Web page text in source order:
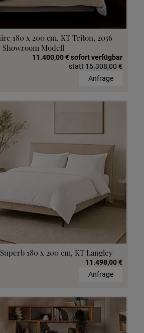
180 x 200 cm, KT Triton, 2056
Showroom Modell
11.400,00 € sofort verfügbar
statt 16.308,00 €
Anfrage
180 x 200 cm, KT Langley
11.498,00 €
Anfrage